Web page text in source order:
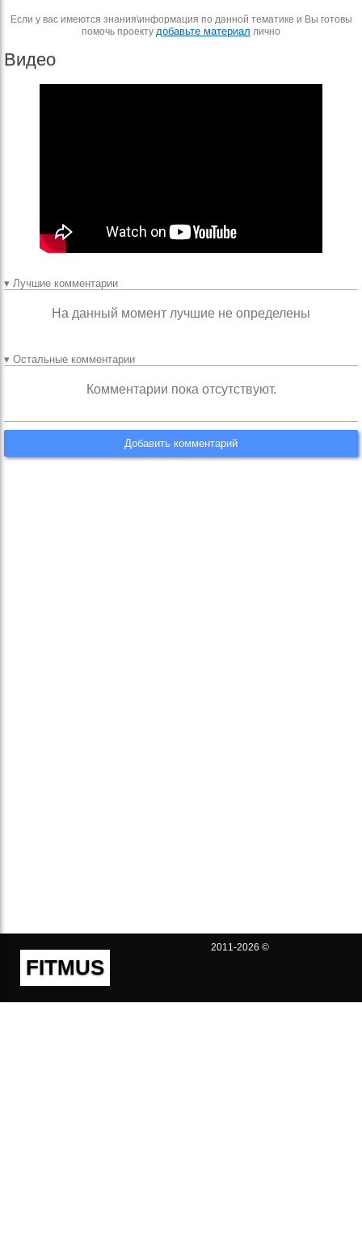
Если у вас имеются знания\информация по данной тематике и Вы готовы
помочь проекту добавьте материал лично
Видео
▾ Лучшие комментарии
На данный момент лучшие не определены
▾ Остальные комментарии
Комментарии пока отсутствуют.
Добавить комментарий
FITMUS
2011-2026 ©